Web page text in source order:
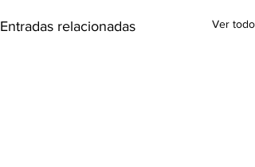
Entradas relacionadas Ver todo